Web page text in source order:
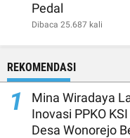
Pedal
Dibaca 25.687 kali
REKOMENDASI
1
Mina Wiradaya
Inovasi PPKO
Desa Wonorejo